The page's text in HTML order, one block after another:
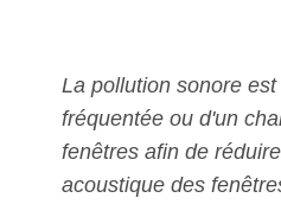
La pollution sonore
fréquentée ou d'un
fenêtres afin de
acoustique des